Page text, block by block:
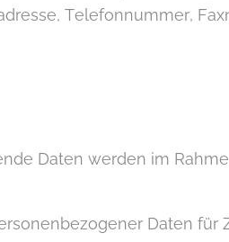
Telefonnummer,
Daten werden im
Daten für